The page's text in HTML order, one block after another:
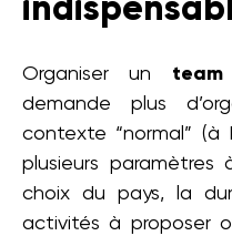
Organiser un team
demande plus
contexte “normal” (à
plusieurs
choix du pays, la
activités à proposer